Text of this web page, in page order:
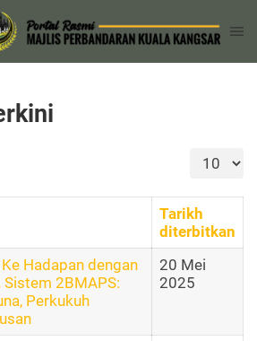
Papar #
Tarikh
diterbitkan
Hadapan dengan
2BMAPS:
Perkukuh
20 Mei
2025